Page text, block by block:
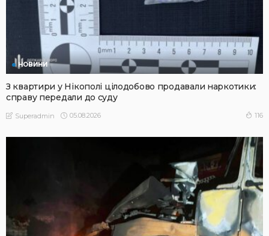
НОВИНИ
З квартири у Нікополі цілодобово продавали наркотики:
справу передали до суду
Superadmin 05.08.2026 116